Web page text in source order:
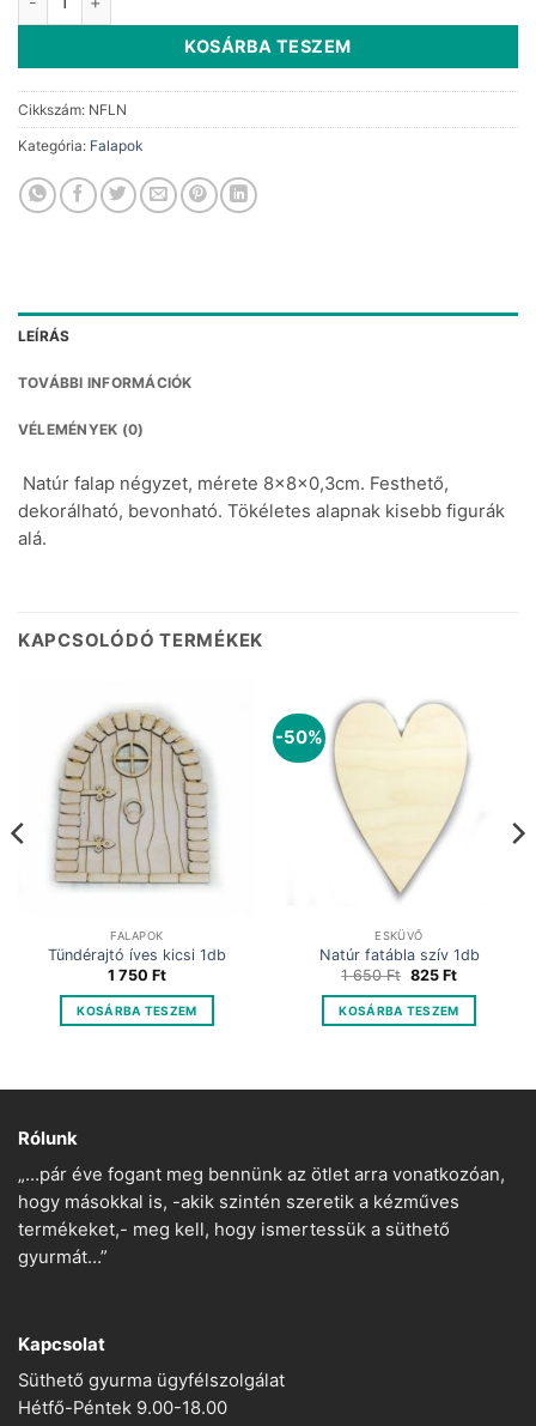
KOSÁRBA TESZEM
Cikkszám: NFLN
Kategória: Falapok
LEÍRÁS
TOVÁBBI INFORMÁCIÓK
VÉLEMÉNYEK (0)
Natúr falap négyzet, mérete 8x8x0,3cm. Festhető,
dekorálható, bevonható. Tökéletes alapnak kisebb figurák
alá.
KAPCSOLÓDÓ TERMÉKEK
FALAPOK
Tündérajtó íves kicsi 1db
1 750 Ft
KOSÁRBA TESZEM
-50%
ESKÜVŐ
Natúr fatábla szív 1db
1 650Ft Original
was:
1
650 Ft.
825 FtCurrent
is:
825 Ft.
KOSÁRBA TESZEM
Rólunk
„…pár éve fogant meg bennünk az ötlet arra vonatkozóan,
hogy másokkal is, -akik szintén szeretik a kézműves
termékeket,- meg kell, hogy ismertessük a süthető
gyurmát…”
Kapcsolat
Süthető gyurma ügyfélszolgálat
Hétfő-Péntek 9.00-18.00